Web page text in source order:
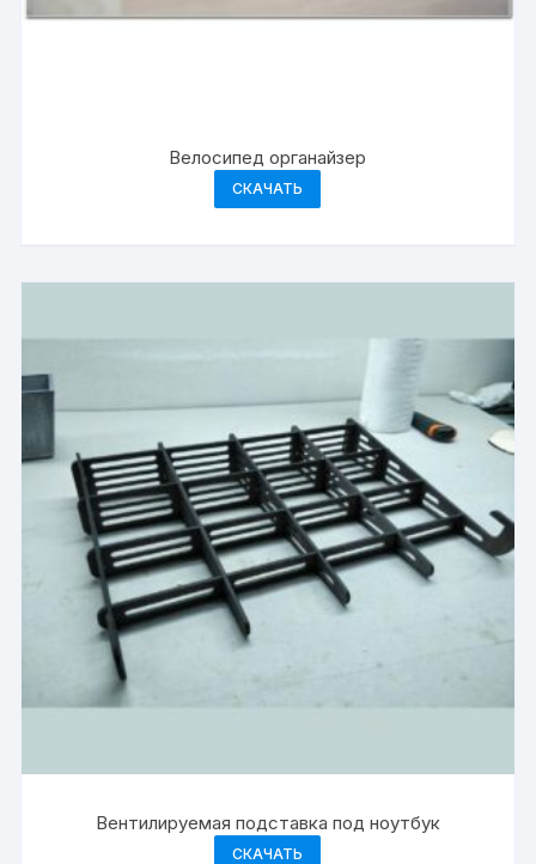
Велосипед органайзер
СКАЧАТЬ
Вентилируемая подставка под ноутбук
СКАЧАТЬ